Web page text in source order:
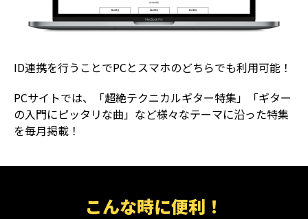
ID連携を行うことでPCとスマホのどちらでも利用可能！
PCサイトでは、「超絶テクニカルギター特集」「ギター
の入門にピッタリな曲」など様々なテーマに沿った特集
を毎月掲載！
こんな時に便利！